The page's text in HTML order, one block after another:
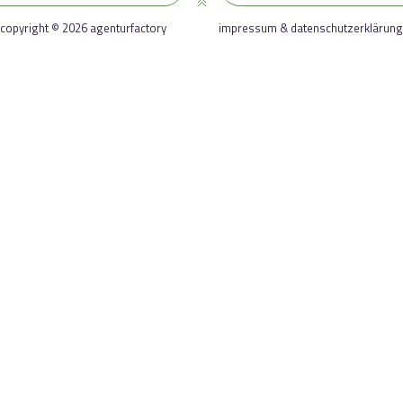
copyright © 2026 agenturfactory impressum & datenschutzerklärung